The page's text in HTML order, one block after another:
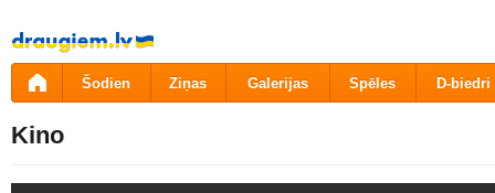
Pāriet
uz
saturu
Šodien Ziņas Galerijas Spēles D-biedri
Kino